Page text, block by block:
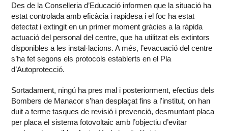
Des de la Conselleria d’Educació informen que la situació ha
estat controlada amb eficàcia i rapidesa i el foc ha estat
detectat i extingit en un primer moment gràcies a la ràpida
actuació del personal del centre, que ha utilitzat els extintors
disponibles a les instal·lacions. A més, l’evacuació del centre
s’ha fet segons els protocols establerts en el Pla
d’Autoprotecció.
Sortadament, ningú ha pres mal i posteriorment, efectius dels
Bombers de Manacor s’han desplaçat fins a l’institut, on han
duit a terme tasques de revisió i prevenció, desmuntant placa
per placa el sistema fotovoltaic amb l’objectiu d’evitar